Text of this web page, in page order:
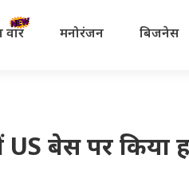
वॉर मनोरंजन बिजनेस
US बेस पर किया